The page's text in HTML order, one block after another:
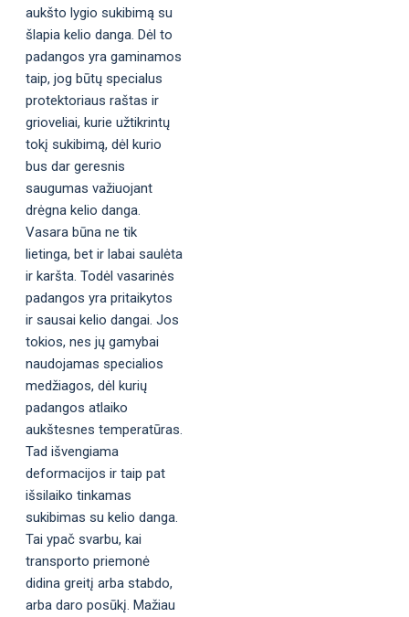
aukšto lygio sukibimą su
šlapia kelio danga. Dėl to
padangos yra gaminamos
taip, jog būtų specialus
protektoriaus raštas ir
grioveliai, kurie užtikrintų
tokį sukibimą, dėl kurio
bus dar geresnis
saugumas važiuojant
drėgna kelio danga.
Vasara būna ne tik
lietinga, bet ir labai saulėta
ir karšta. Todėl vasarinės
padangos yra pritaikytos
ir sausai kelio dangai. Jos
tokios, nes jų gamybai
naudojamas specialios
medžiagos, dėl kurių
padangos atlaiko
aukštesnes temperatūras.
Tad išvengiama
deformacijos ir taip pat
išsilaiko tinkamas
sukibimas su kelio danga.
Tai ypač svarbu, kai
transporto priemonė
didina greitį arba stabdo,
arba daro posūkį. Mažiau